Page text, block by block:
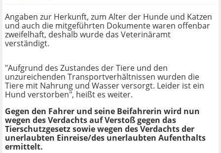
Angaben zur Herkunft, zum Alter der Hunde und Katzen
und auch die mitgeführten Dokumente waren offenbar
zweifelhaft, deshalb wurde das Veterinäramt
verständigt.
"Aufgrund des Zustandes der Tiere und den
unzureichenden Transportverhältnissen wurden die
Tiere mit Nahrung und Wasser versorgt. Leider ist ein
Hund verstorben", heißt es weiter.
Gegen den Fahrer und seine Beifahrerin wird nun
wegen des Verdachts auf Verstoß gegen das
Tierschutzgesetz sowie wegen des Verdachts der
unerlaubten Einreise/des unerlaubten Aufenthalts
ermittelt.